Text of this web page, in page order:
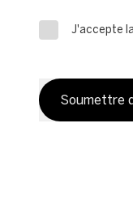
J'accepte
Soumettre